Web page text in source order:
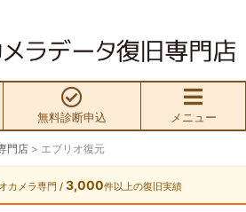
無料診断申込 メニュー
旧HOME
門店 > エブリオ復元
カメラ専門 / 3,000件以上の復旧実績